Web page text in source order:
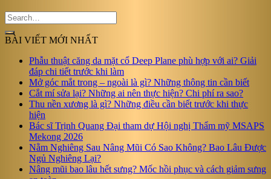
BÀI VIẾT MỚI NHẤT
Phẫu thuật căng da mặt cổ Deep Plane phù hợp với ai? Giải
đáp chi tiết trước khi làm
Mở góc mắt trong – ngoài là gì? Những thông tin cần biết
Cắt mí sửa lại? Những ai nên thực hiện? Chi phí ra sao?
Thu nền xương là gì? Những điều cần biết trước khi thực
hiện
Bác sĩ Trịnh Quang Đại tham dự Hội nghị Thẩm mỹ MSAPS
Mekong 2026
Nằm Nghiêng Sau Nâng Mũi Có Sao Không? Bao Lâu Được
Ngủ Nghiêng Lại?
Nâng mũi bao lâu hết sưng? Mốc hồi phục và cách giảm sưng